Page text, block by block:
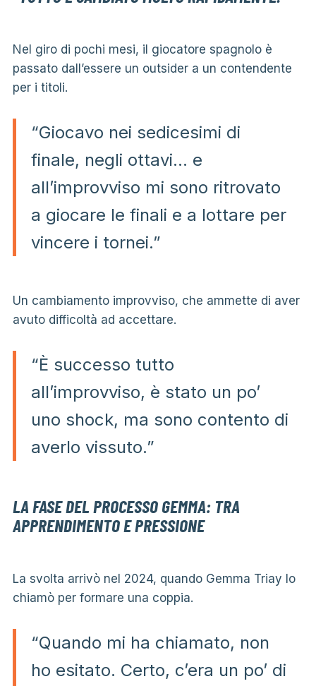
Nel giro di pochi mesi, il giocatore spagnolo è
passato dall’essere un outsider a un contendente
per i titoli.
“Giocavo nei sedicesimi di
finale, negli ottavi… e
all’improvviso mi sono ritrovato
a giocare le finali e a lottare per
vincere i tornei.”
Un cambiamento improvviso, che ammette di aver
avuto difficoltà ad accettare.
“È successo tutto
all’improvviso, è stato un po’
uno shock, ma sono contento di
averlo vissuto.”
LA FASE DEL PROCESSO GEMMA: TRA
APPRENDIMENTO E PRESSIONE
La svolta arrivò nel 2024, quando Gemma Triay lo
chiamò per formare una coppia.
“Quando mi ha chiamato, non
ho esitato. Certo, c’era un po’ di